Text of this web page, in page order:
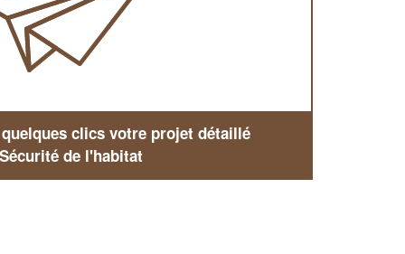
clics votre projet détaillé
de l'habitat